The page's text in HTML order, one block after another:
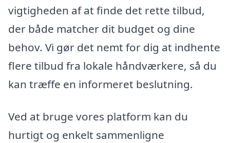
vigtigheden af at finde det rette tilbud,
der både matcher dit budget og dine
behov. Vi gør det nemt for dig at indhente
flere tilbud fra lokale håndværkere, så du
kan træffe en informeret beslutning.
Ved at bruge vores platform kan du
hurtigt og enkelt sammenligne